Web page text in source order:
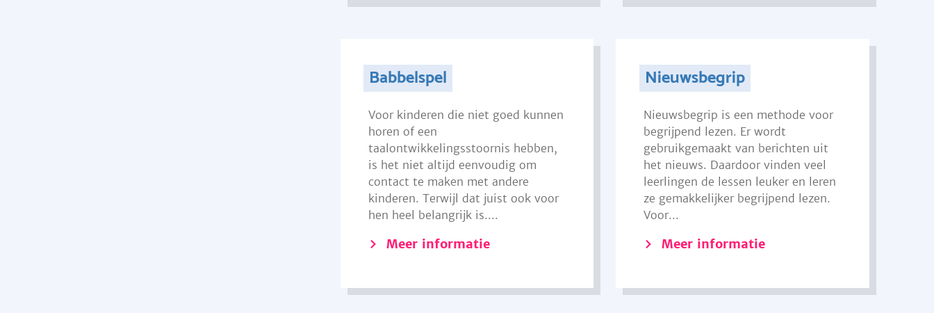
Babbelspel
Voor kinderen die niet goed kunnen
horen of een
taalontwikkelingsstoornis hebben,
is het niet altijd eenvoudig om
contact te maken met andere
kinderen. Terwijl dat juist ook voor
hen heel belangrijk is....
Meer informatie
Nieuwsbegrip
Nieuwsbegrip is een methode voor
begrijpend lezen. Er wordt
gebruikgemaakt van berichten uit
het nieuws. Daardoor vinden veel
leerlingen de lessen leuker en leren
ze gemakkelijker begrijpend lezen.
Voor...
Meer informatie